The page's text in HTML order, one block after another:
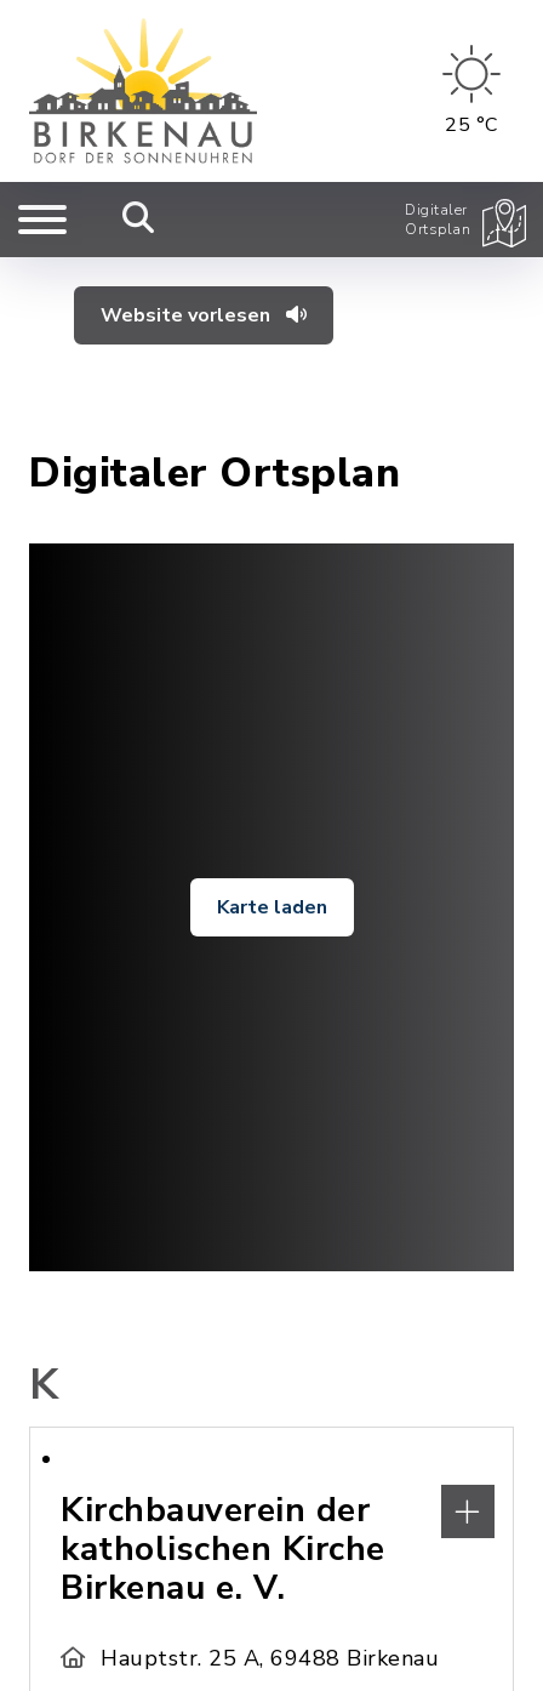
25 °C
Digitaler
Ortsplan
Website vorlesen
Digitaler Ortsplan
Karte laden
K
Kirchbauverein der
katholischen Kirche
Birkenau e. V.
Hauptstr. 25 A, 69488 Birkenau